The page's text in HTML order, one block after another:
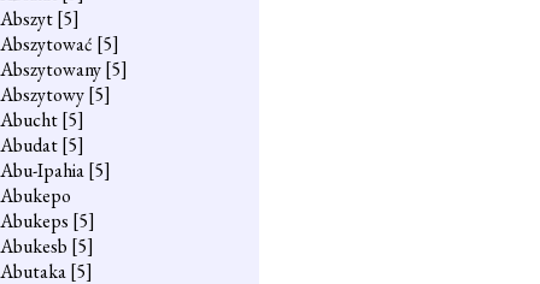
Abszyt[5]
Abszytować [5]
Abszytowany[5]
Abszytowy[5]
Abucht[5]
Abudat[5]
Abu-Ipahia[5]
Abukepo
Abukeps [5]
Abukesb [5]
Abutaka[5]